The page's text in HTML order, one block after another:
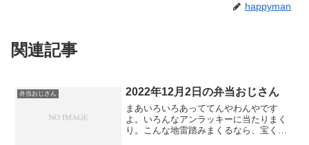
happyman
関連記事
弁当おじさん 2022年12月2日の弁当おじさん
まあいろいろあっててんやわんやです
よ。いろんなアンラッキーに当たりまく
り。こんな地雷踏みまくるなら、宝くじ